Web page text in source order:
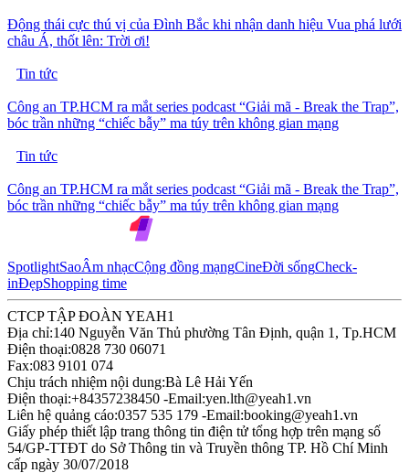
Động thái cực thú vị của Đình Bắc khi nhận danh hiệu Vua phá lưới
châu Á, thốt lên: Trời ơi!
Tin tức
Công an TP.HCM ra mắt series podcast “Giải mã - Break the Trap”,
bóc trần những “chiếc bẫy” ma túy trên không gian mạng
Tin tức
Công an TP.HCM ra mắt series podcast “Giải mã - Break the Trap”,
bóc trần những “chiếc bẫy” ma túy trên không gian mạng
SpotlightSaoÂm nhạcCộng đồng mạngCineĐời sốngCheck-
inĐẹpShopping time
CTCP TẬP ĐOÀN YEAH1
Địa chỉ:140 Nguyễn Văn Thủ phường Tân Định, quận 1, Tp.HCM
Điện thoại:0828 730 06071
Fax:083 9101 074
Chịu trách nhiệm nội dung:Bà Lê Hải Yến
Điện thoại:+84357238450 -Email:yen.lth@yeah1.vn
Liên hệ quảng cáo:0357 535 179 -Email:booking@yeah1.vn
Giấy phép thiết lập trang thông tin điện tử tổng hợp trên mạng số
54/GP-TTĐT do Sở Thông tin và Truyền thông TP. Hồ Chí Minh
cấp ngày 30/07/2018